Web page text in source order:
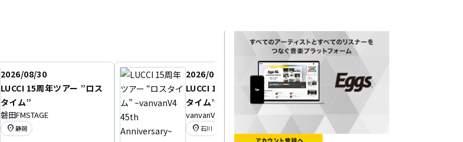
2026/08/30
LUCCI 15周年ツアー ”ロス
タイム”
磐田FMSTAGE
location_on 静岡
2026/09/05
LUCCI 15周年ツアー “ロス
タイム” ~vanvanV4 45th
Anniversary~
vanvanV4
location_on 石川
2026/09/19
LUCCI 15周年ツアー "